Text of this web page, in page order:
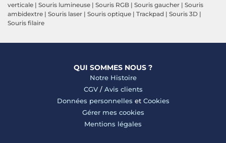
verticale | Souris lumineuse | Souris RGB | Souris gaucher | Souris
ambidextre | Souris laser | Souris optique | Trackpad | Souris 3D |
Souris filaire
QUI SOMMES NOUS ?
Notre Histoire
CGV/ Avis clients
Données personnelles et Cookies
Gérer mes cookies
Mentions légales